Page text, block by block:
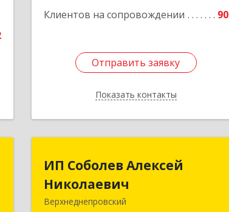
Клиентов на сопровождении 90
Отправить заявку
Показать контакты
Отправить заявку
Назад
ИП Соболев Алексей
Николаевич
Верхнеднепровский
ИП Соболев Алексей
Николаевич